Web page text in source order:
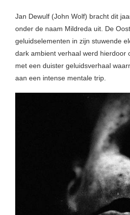
Jan Dewulf (John Wolf) bracht dit
onder de naam Mildreda uit. De
geluidselementen in zijn stuwende
dark ambient verhaal werd hierdoor
met een duister geluidsverhaal
aan een intense mentale trip.